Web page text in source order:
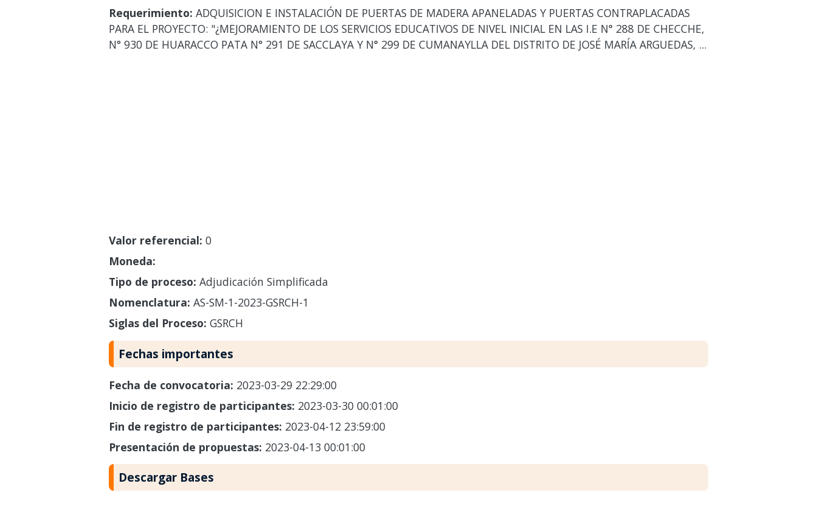
Requerimiento: ADQUISICION E INSTALACIÓN DE PUERTAS DE MADERA APANELADAS Y PUERTAS CONTRAPLACADAS
PARA EL PROYECTO: "¿MEJORAMIENTO DE LOS SERVICIOS EDUCATIVOS DE NIVEL INICIAL EN LAS I.E N° 288 DE CHECCHE,
N° 930 DE HUARACCO PATA N° 291 DE SACCLAYA Y N° 299 DE CUMANAYLLA DEL DISTRITO DE JOSÉ MARÍA ARGUEDAS, ...
Valor referencial: 0
Moneda:
Tipo de proceso: Adjudicación Simplificada
Nomenclatura: AS-SM-1-2023-GSRCH-1
Siglas del Proceso: GSRCH
Fechas importantes
Fecha de convocatoria: 2023-03-29 22:29:00
Inicio de registro de participantes: 2023-03-30 00:01:00
Fin de registro de participantes: 2023-04-12 23:59:00
Presentación de propuestas: 2023-04-13 00:01:00
Descargar Bases